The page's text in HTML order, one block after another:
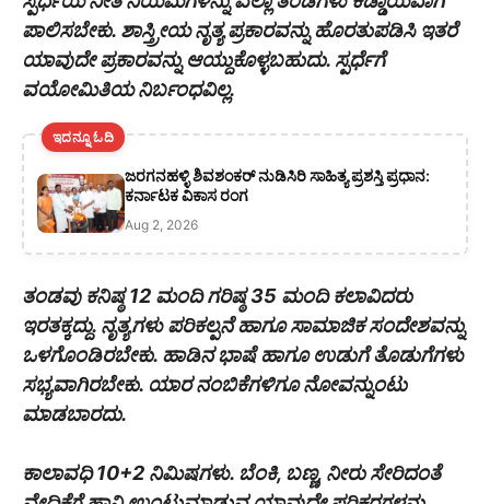
ಪಾಲಿಸಬೇಕು. ಶಾಸ್ತ್ರೀಯ ನೃತ್ಯ ಪ್ರಕಾರವನ್ನು ಹೊರತುಪಡಿಸಿ ಇತರೆ
ಯಾವುದೇ ಪ್ರಕಾರವನ್ನು ಆಯ್ದುಕೊಳ್ಳಬಹುದು. ಸ್ಪರ್ಧೆಗೆ
ವಯೋಮಿತಿಯ ನಿರ್ಬಂಧವಿಲ್ಲ.
ಇದನ್ನೂ ಓದಿ
ಜರಗನಹಳ್ಳಿ ಶಿವಶಂಕರ್ ನುಡಿಸಿರಿ ಸಾಹಿತ್ಯ ಪ್ರಶಸ್ತಿ ಪ್ರಧಾನ:
ಕರ್ನಾಟಕ ವಿಕಾಸ ರಂಗ
Aug 2, 2026
ತಂಡವು ಕನಿಷ್ಠ 12 ಮಂದಿ ಗರಿಷ್ಠ 35 ಮಂದಿ ಕಲಾವಿದರು
ಇರತಕ್ಕದ್ದು. ನೃತ್ಯಗಳು ಪರಿಕಲ್ಪನೆ ಹಾಗೂ ಸಾಮಾಜಿಕ ಸಂದೇಶವನ್ನು
ಒಳಗೊಂಡಿರಬೇಕು. ಹಾಡಿನ ಭಾಷೆ ಹಾಗೂ ಉಡುಗೆ ತೊಡುಗೆಗಳು
ಸಭ್ಯವಾಗಿರಬೇಕು. ಯಾರ ನಂಬಿಕೆಗಳಿಗೂ ನೋವನ್ನುಂಟು
ಮಾಡಬಾರದು.
ಕಾಲಾವಧಿ 10+2 ನಿಮಿಷಗಳು. ಬೆಂಕಿ, ಬಣ್ಣ, ನೀರು ಸೇರಿದಂತೆ